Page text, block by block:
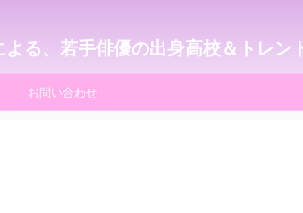
る、若手俳優の出身高校＆トレン
お問い合わせ